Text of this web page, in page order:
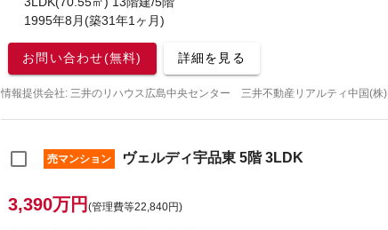
1995年8月(築31年1ヶ月)
お問い合わせ(無料) 詳細を見る
情報提供会社: 三井のリハウス広島中央センター 三井不動産リアルティ中国(株)
売マンション ヴェルディ宇品東 5階 3LDK
3,390万円 (管理費等22,840円)